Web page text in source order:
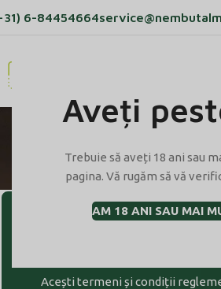
Aveți
Trebuie să aveți 18 ani sau
pagina. Vă rugăm să vă
AM 18 ANI SAU MAI
6-84454664
Acești termeni și condiții